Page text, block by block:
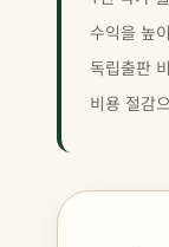
수익을 높
독립출판
비용 절감